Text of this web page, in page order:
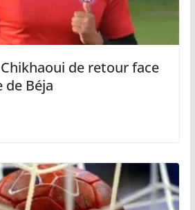
Chikhaoui de retour face
de Béja